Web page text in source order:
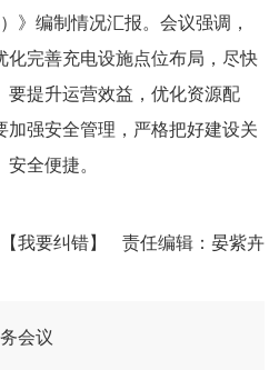
》编制情况汇报。会议强调，
化完善充电设施点位布局，尽快
要提升运营效益，优化资源配
加强安全管理，严格把好建设关
全便捷。
【我要纠错】 责任编辑： 晏紫卉
会议